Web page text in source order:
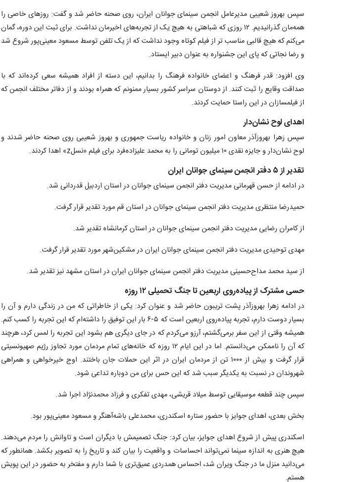
سپس بهروز شعیبی مدیرعامل انجمن سینمای جوانان ایران، روی صحنه حاضر شد و گفت: روزهای خاصی را
همه‌مان گذرانیدیم. ۱۲ روزی که شباهتی به هیچ یک از تجربه‌های اخیرمان نداشت. برای ثبت این دوره، گمان
می‌کنم که هیچ قالبی مناسب تر از فیلم کوتاه وجود نداشت که از یک تلفن توسط مسعود معینی‌پور شروع شد
و رضا نجاتی که پای این جشنواره به عنوان دبیر ایستاد.
وی افزود: قدر فرهنگ و اعضای خانواده فرهنگ را بدانیم، این دسته از افراد همیشه سعی کرده‌اند که با
صداقت وقایع را ثبت کنند. از دوستان سراسر کشور بسیار ممنونم که همراه بودند و از دفاتر مختلف انجمن که
از فیلمسازان در این راستا حمایت کردند.
اهدای لوح نشان‌دار
سپس زهرا بهروزآذر معاون امور زنان و خانواده ریاست جمهوری و بهروز شعیبی روی صحنه حاضر شدند و
لوح نشان‌دار و جایزه نقدی ۱۰ میلیون تومانی را به محمد علیزاده‌فرد برای فیلم «نسلz» اهدا کردند.
تقدیر از ۵ دفتر انجمن سینمای جوانان ایران
در ادامه از حسن قهرمانی مدیریت دفتر انجمن سینمای جوانان در استان اردبیل قدردانی شد.
حمیدرضا منتظری مدیریت دفتر انجمن سینمای جوانان در استان قم مورد تقدیر قرار گرفت.
از کامران رضایی مدیریت دفتر انجمن سینمای جوانان در استان کرمانشاه تقدیر شد.
مهدی توحیدی مدیریت دفتر انجمن سینمای جوانان ایران در مشکین‌شهر مورد تقدیر قرار گرفت.
از سید محمد مداح‌حسینی مدیریت دفتر انجمن سینمای جوانان ایران در استان مشهد نیز تقدیر شد.
حسی مشترک از پیاده‌روی اربعین تا جنگ تحمیلی ۱۲ روزه
در ادامه زهرا بهروزآذر پشت تریبون حاضر شد و عنوان کرد: یکی از خاطراتی که من در زندگی دارم و آن‌ را
بسیار دوست دارم، تجربه پیاده‌روی اربعین است که ۵-۶ بار این توفیق را داشته‌ام که این تجربه‌ را کسب کنم.
همیشه وقتی از این سفر برمی‌گشتم، آرزو می‌کردم که در جای دیگری هم بشود این تجربه را لمس کرد، هرچند
که آن را ناممکن می‌دانستم. اما در این ایام ۱۲ روزه که خانه‌های تمام مردمان مورد تجاوز رژیم صهیونسیتی
قرار گرفت و بیش از ۱۰۰۰ تن از مردمان ایران در اثر این حملات جان باختند. اوج خیرخواهی و همراهی
شهروندان در نسبت به یکدیگر سبب شد که این حس برای من دوباره تداعی شود.
سپس چند قطعه موسیقایی توسط میلاد قریشی، مهدی تفکری و فرزاد محمدنژاد اجرا شد.
بخش بعدی، اهدای جوایز با حضور ستاره اسکندری، محمدعلی باشه‌آهنگر و مسعود معینی‌پور بود.
اسکندری پیش از شروع اهدای جوایز، بیان کرد: جنگ تصمیمش با دیگران است و تاوانش را مردم می‌دهند.
هیچ هنری به اندازه سینما نمی‌تواند احساسات و واقعیت را بیان کند و تاریخ را به تصویر بکشد. همانطور که
می‌دانید منزل ما در جنگ ویران شد، احساس همدردی عمیق‌تری با شما دارم و مفتخر به حضور در این پویش
هستم.